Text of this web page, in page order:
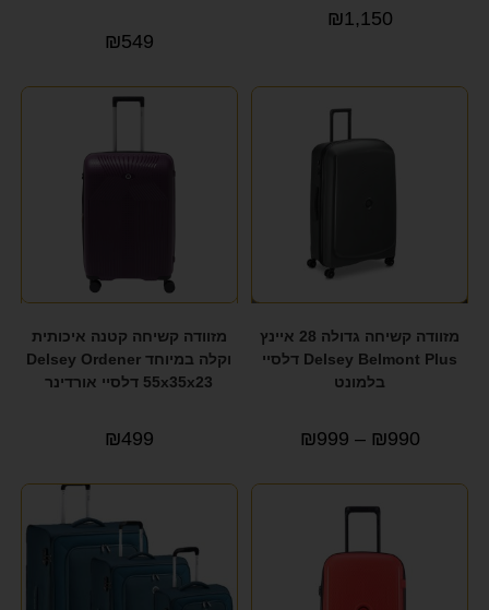
הוסף קו תחתון לקישורים
לאפס את כל האפשרויות
₪1,150
₪549
מזוודה קשיחה גדולה 28 איינץ
Delsey Belmont Plus דלסיי
בלמונט
₪990
–
₪999
מזוודה קשיחה קטנה איכותית
וקלה במיוחד Delsey Ordener
55x35x23 דלסיי אורדינר
₪499